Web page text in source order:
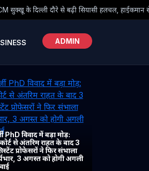
हलचल, हाईकमान से होगी अहम चर्चा
ADMIN
PhD विवाद में बड़ा मोड़:
से अंतरिम राहत के बाद 3
प्रोफेसरों ने फिर संभाला
3 अगस्त को होगी अगली